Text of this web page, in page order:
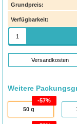
Grundpreis:
Verfügbarkeit:
Versandkosten
Weitere
50 g
57%